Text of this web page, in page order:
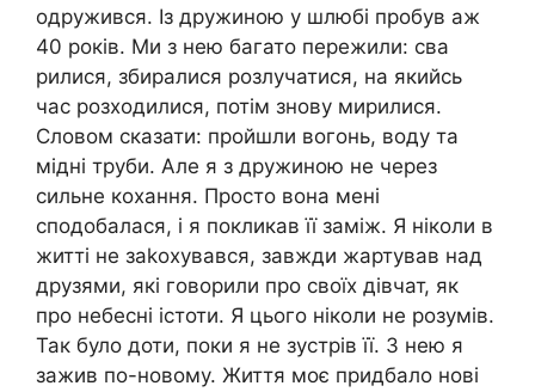
одружився. Із дружиною у шлюбі пробув аж
40 років. Ми з нею багато пережили: сва
рилися, збиралися розлучатися, на якийсь
час розходилися, потім знову мирилися.
Словом сказати: пройшли вогонь, воду та
мідні труби. Але я з дружиною не через
сильне кохання. Просто вона мені
сподобалася, і я покликав її заміж. Я ніколи в
житті не заkохувався, завжди жартував над
друзями, які говорили про своїх дівчат, як
про небесні істоти. Я цього ніколи не розумів.
Так було доти, поки я не зустрів її. З нею я
зажив по-новому. Життя моє придбало нові